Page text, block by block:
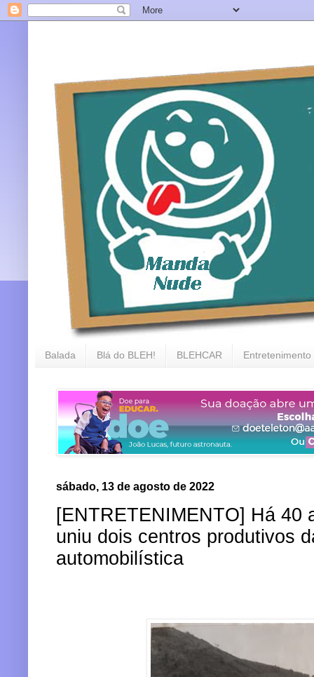
Balada Blá do BLEH! BLEHCAR Entretenimento
sábado, 13 de agosto de 2022
[ENTRETENIMENTO] Há 40
uniu dois centros produtivos
automobilística